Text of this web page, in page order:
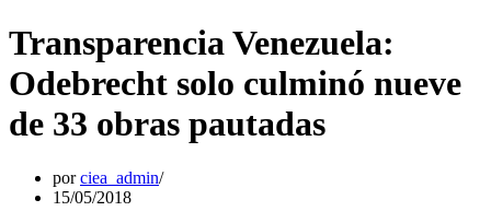
Transparencia Venezuela:
Odebrecht solo culminó nueve
de 33 obras pautadas
porciea_admin
15/05/2018